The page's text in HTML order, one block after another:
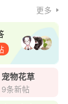
更多
宠物花草
9条新帖